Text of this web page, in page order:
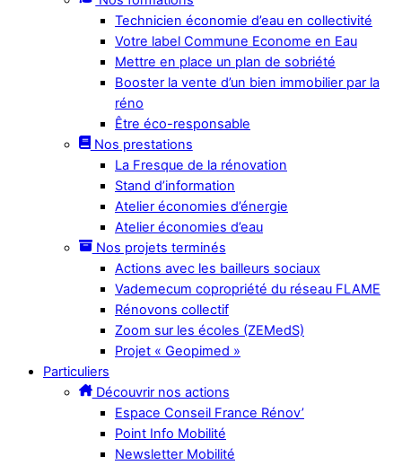
Technicien économie d’eau en collectivité
Votre label Commune Econome en Eau
Mettre en place un plan de sobriété
Booster la vente d’un bien immobilier par la
réno
Être éco-responsable
Nos prestations
La Fresque de la rénovation
Stand d’information
Atelier économies d’énergie
Atelier économies d’eau
Nos projets terminés
Actions avec les bailleurs sociaux
Vademecum copropriété du réseau FLAME
Rénovons collectif
Zoom sur les écoles (ZEMedS)
Projet « Geopimed »
Particuliers
Découvrir nos actions
Espace Conseil France Rénov’
Point Info Mobilité
Newsletter Mobilité